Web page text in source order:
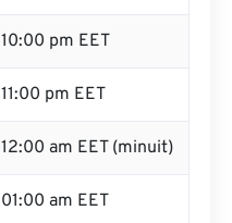
10:00 pm EET
11:00 pm EET
12:00 am EET (minuit)
01:00 am EET